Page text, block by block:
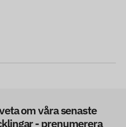
om våra senaste
- prenumerera